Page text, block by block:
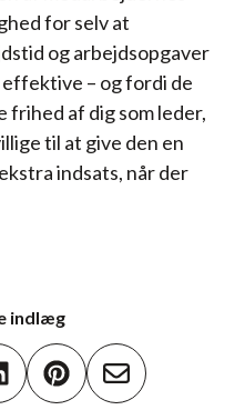
for selv at
og arbejdsopgaver
– og fordi de
af dig som leder,
til at give den en
indsats, når der
indlæg